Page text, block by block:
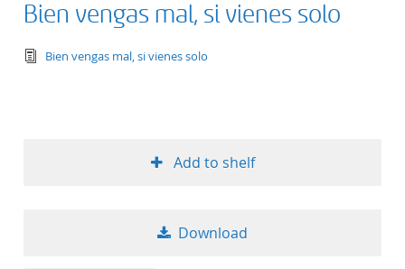
Bien vengas mal, si vienes solo
text/tg.edition+tg.aggregation+xml
Bien vengas mal, si vienes solo
Add to shelf
Download